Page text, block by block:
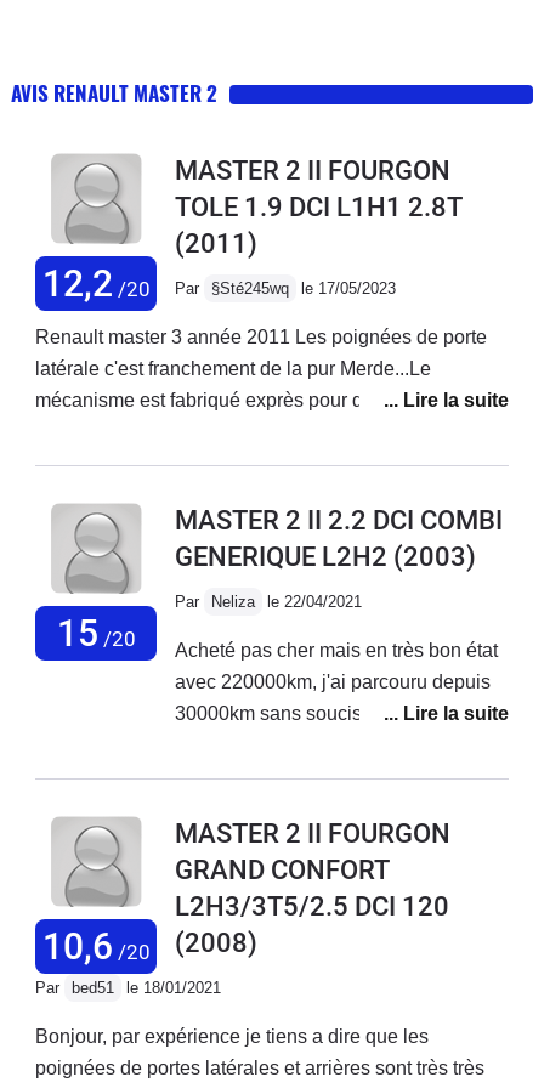
AVIS RENAULT MASTER 2
12,2 /20
MASTER 2 II FOURGON
TOLE 1.9 DCI L1H1 2.8T
(2011)
Par §Sté245wq le 17/05/2023
Renault master 3 année 2011 Les poignées de porte
latérale c'est franchement de la pur Merde...Le
mécanisme est fabriqué exprès pour qu'il casse et oui
de la merde pour faire casquer les clients logique.Ce
ergot de 3mm dans une encoche qui s'use très
rapidement ergot en plastique qui fait levier lorsque
l'on tire sur la poignée la honte Renault...Du plastique
économique, fixation avec un rivet pop et une rondelle
de maintien intérieur Ingénieur de merde...
15 /20
MASTER 2 II 2.2 DCI COMBI
GENERIQUE L2H2 (2003)
Par Neliza le 22/04/2021
Acheté pas cher mais en très bon état
avec 220000km, j'ai parcouru depuis
30000km sans soucis.Au préalable j'ai
direction assistée, les deux disques
arrière.Je l'ai équipé en VASP Atelier
(passage à la DREAL en cours).Il est
confortable, pas très bruyant aux
vitesses usuelles, je roule toujours
110km/h sur autoroute et vitesse
usuelle sur la route.En grosse montée
et très chargé, les 90cv sont quelques
10,6 /20
MASTER 2 II FOURGON
GRAND CONFORT
L2H3/3T5/2.5 DCI 120
(2008)
Par bed51 le 18/01/2021
Bonjour, par expérience je tiens a dire que les
poignées de portes latérales et arrières sont très très